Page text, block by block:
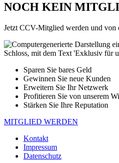
NOCH KEIN
Jetzt CCV-Mitglied werden und von
Sparen Sie bares Geld
Gewinnen Sie neue Kunden
Erweitern Sie Ihr Netzwerk
Profitieren Sie von unserem
Stärken Sie Ihre Reputation
MITGLIED WERDEN
Kontakt
Impressum
Datenschutz